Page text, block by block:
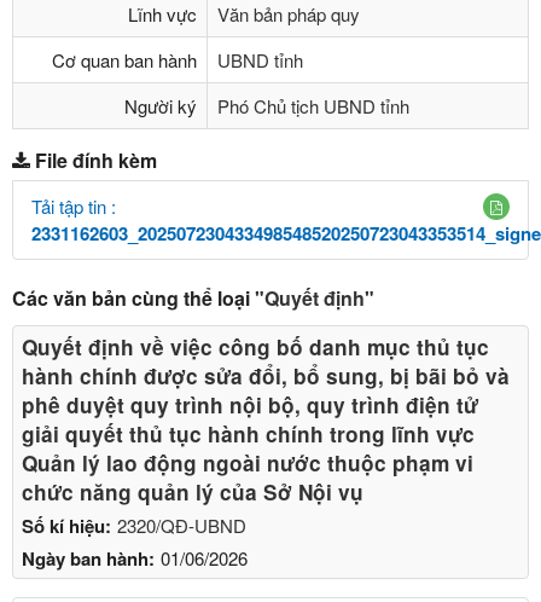
Lĩnh vực
Văn bản pháp quy
Cơ quan ban hành
UBND tỉnh
Người ký
Phó Chủ tịch UBND tỉnh
File đính kèm
Tải tập tin :
Các văn bản cùng thể loại"Quyết định"
Số kí hiệu: 2320/QĐ-UBND
Ngày ban hành: 01/06/2026
Quyết định về việc công bố danh mục thủ tục
hành chính được sửa đổi, bổ sung, bị bãi bỏ và
phê duyệt quy trình nội bộ, quy trình điện tử
giải quyết thủ tục hành chính trong lĩnh vực
Quản lý lao động ngoài nước thuộc phạm vi
chức năng quản lý của Sở Nội vụ